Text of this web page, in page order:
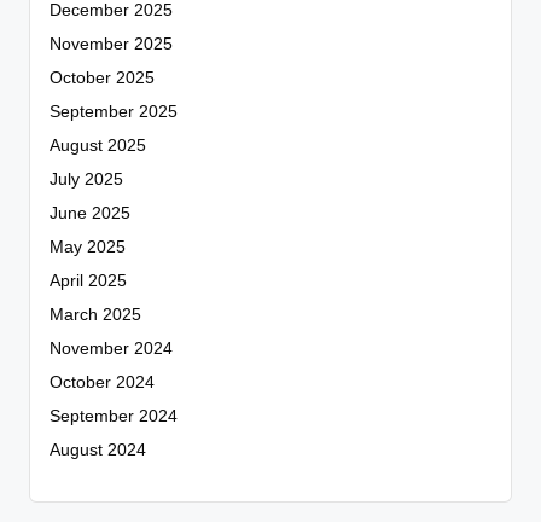
December 2025
November 2025
October 2025
September 2025
August 2025
July 2025
June 2025
May 2025
April 2025
March 2025
November 2024
October 2024
September 2024
August 2024